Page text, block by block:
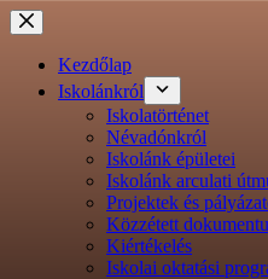
Ugrás
a
tartalomraKezdőlap
Iskolánkról
Iskolatörténet
Névadónkról
Iskolánk épületei
Iskolánk arculati
Projektek és
Közzétett
Kiértékelés
Iskolai oktatási